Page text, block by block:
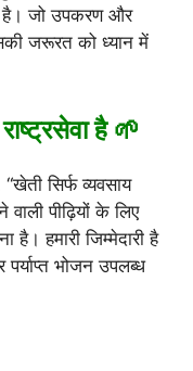
है। जो उपकरण और
जरूरत को ध्यान में
है 🌱
सिर्फ व्यवसाय
पीढ़ियों के लिए
हमारी जिम्मेदारी है
भोजन उपलब्ध